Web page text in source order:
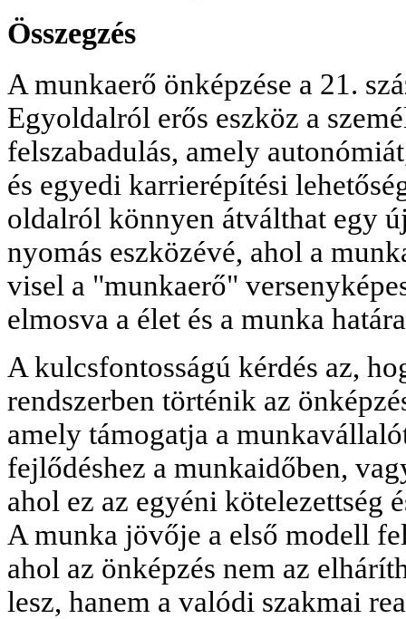
Összegzés
A munkaerő önképzése a 21.
Egyoldalról erős eszköz a
felszabadulás, amely
és egyedi karrierépítési
oldalról könnyen átválthat egy
nyomás eszközévé, ahol a
visel a "munkaerő"
elmosva a élet és a munka
A kulcsfontosságú kérdés az,
rendszerben történik az
amely támogatja a
fejlődéshez a munkaidőben,
ahol ez az egyéni kötelezettség
A munka jövője a első modell
ahol az önképzés nem az
lesz, hanem a valódi szakmai